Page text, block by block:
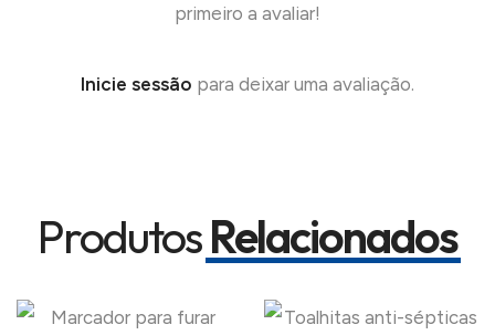
primeiro a avaliar!
Inicie sessão para deixar uma avaliação.
ProdutosRelacionados